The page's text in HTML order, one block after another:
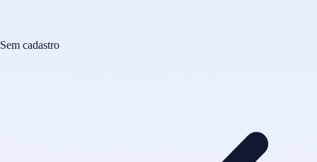
Sem cadastro